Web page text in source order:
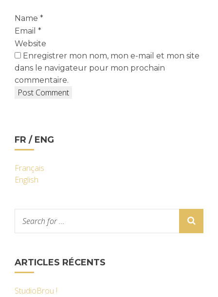
Name *
Email *
Website
Enregistrer mon nom, mon e-mail et mon site
dans le navigateur pour mon prochain
commentaire.
FR / ENG
Français
English
ARTICLES RÉCENTS
StudioBrou !